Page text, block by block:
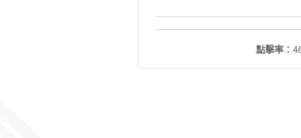
點擊率：